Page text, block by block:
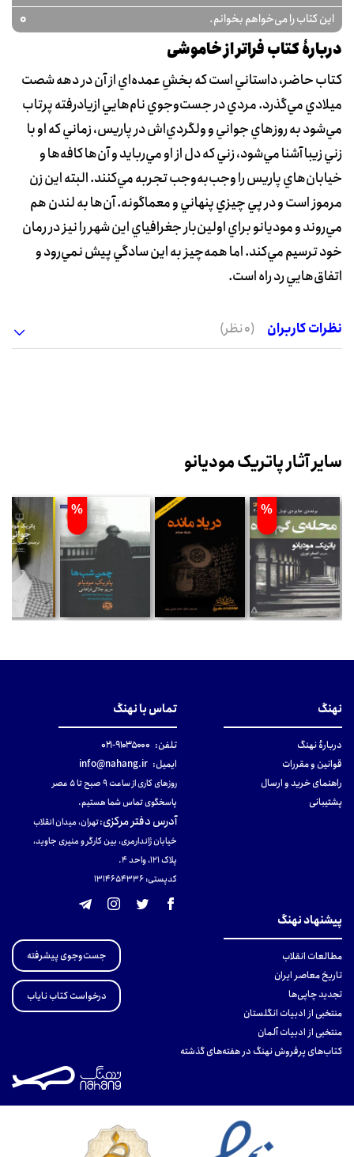
این کتاب را می‌خواهم بخوانم. 0
دربارۀ کتاب فراتر از خاموشی
کتاب حاضر، داستاني است که بخشِ عمده‌اي از آن در دهه‌ شصت
ميلادي مي‌گذرد. مردي در جست‌وجوي نام‌هايي ازيادرفته پرتاب
مي‌شود به ‌روزهاي جواني و ولگردي‌اش در پاريس، زماني که او با
زني زيبا آشنا مي‌شود، زني که دل از او مي‌ربايد و آن‌‌ها کافه‌ها و
خيابان‌هاي پاريس را وجب‌به‌وجب تجربه مي‌کنند. البته اين زن
مرموز است و در پي چيزي پنهاني و معماگونه. آن‌ها به لندن هم
مي‌روند و موديانو براي اولين‌بار جغرافياي اين شهر را نيز در رمان
خود ترسيم مي‌کند. اما همه‌چيز به اين سادگي پيش نمي‌رود و
اتفاق‌هايي رد راه است.
نظرات کاربران (0 نظر)
سایر آثار پاتریک مودیانو
%
%
نهنگ
دربارهٔ نهنگ
قوانین و مقررات
راهنمای خرید و ارسال
پشتیبانی
تماس با نهنگ
تلفن: ۹۱۰۳۵۰۰۰-۰۲۱
ایمیل: info@nahang.ir
روزهای کاری از ساعت ۹ صبح تا ۵ عصر
پاسخگوی تماس شما هستیم.
آدرس دفتر مرکزی:تهران، میدان انقلاب
خیابان ژاندارمری، بین کارگر و منیری جاوید،
پلاک 121، واحد ۴.
کدپستی: 131465433۶
پیشنهاد نهنگ
مطالعات انقلاب
تاریخ معاصر ایران
تجدید چاپی‌ها
منتخبی از ادبیات انگلستان
منتخبی از ادبیات آلمان
کتاب‌های پرفروش نهنگ در هفته‌های گذشته
جست‌وجوی پیشرفته
درخواست کتاب نایاب